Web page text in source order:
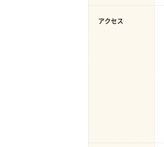
アクセス